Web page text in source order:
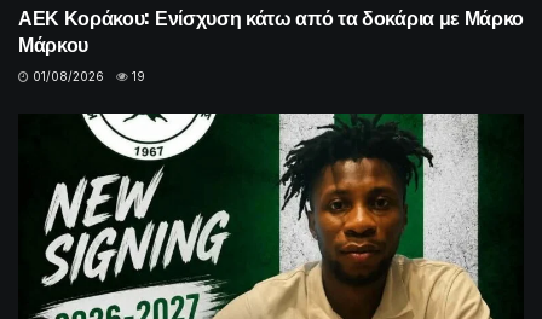
ΑΕΚ Κοράκου: Ενίσχυση κάτω από τα δοκάρια με Μάρκο
Μάρκου
01/08/2026 19